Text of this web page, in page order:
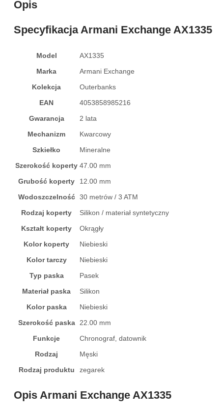
Opis
Specyfikacja Armani Exchange AX1335
Model
AX1335
Marka
Armani Exchange
Kolekcja
Outerbanks
EAN
4053858985216
Gwarancja
2 lata
Mechanizm
Kwarcowy
Szkiełko
Mineralne
Szerokość koperty 47.00 mm
Grubość koperty
12.00 mm
Wodoszczelność 30 metrów / 3 ATM
Rodzaj koperty
Silikon / materiał syntetyczny
Kształt koperty
Okrągły
Kolor koperty
Niebieski
Kolor tarczy
Niebieski
Typ paska
Pasek
Materiał paska
Silikon
Kolor paska
Niebieski
Szerokość paska
22.00 mm
Funkcje
Chronograf, datownik
Rodzaj
Męski
Rodzaj produktu
zegarek
Opis Armani Exchange AX1335